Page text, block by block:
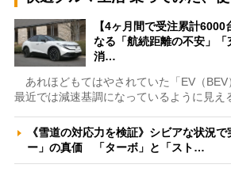
【4ヶ月間で受注累計
なる「航続距離の不安」
消…
あれほどもてはやされていた「EV（BEV
最近では減速基調になっているように見え
《雪道の対応力を検証》シビアな状況
ー」の真価 「ターボ」と「スト…